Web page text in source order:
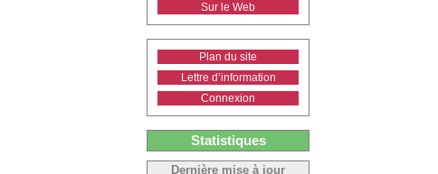
Sur le Web
Plan du site
Lettre d’information
Connexion
Statistiques
Dernière mise à jour